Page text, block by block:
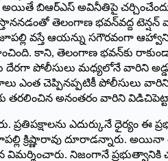
బిఆర్‌ఎస్‌ అవినీతిపై
తెలంగాణ భవన్‌వద్ద
వస్తే ఆయన్ను సగౌరవంగా
కాని, తెలంగాణ భవన్‌కు
పోలీసులు మధ్యలోనే వారిని
ఎంత చెప్పినప్పటికీ పోలీసులు
తరలించిన అనంతరం వారిని
ఎదుర్కునే ధైర్యం ఈ
క్రిష్ణారావు దూరాడన్నారు. అయినా
నిజంగానే ప్రభుత్వానికి